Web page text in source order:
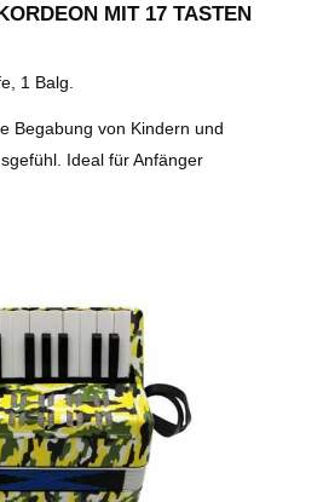
MIT 17 TASTEN
1 Balg.
Begabung von Kindern und
Ideal für Anfänger